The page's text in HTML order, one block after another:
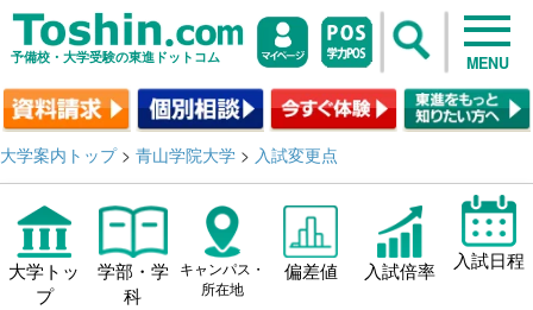
予備校・大学受験の東進ドットコム MENU
大学案内トップ> 青山学院大学 > 入試変更点
大学トッ
プ
学部・学
科
キャンパス・
所在地
偏差値 入試倍率 入試日程